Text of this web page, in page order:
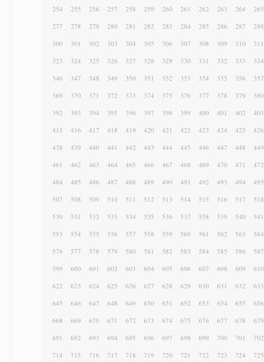
254
255 256 257 258 259 260 261 262 263 264 265
277
278 279 280 281 282 283 284 285 286 287 288
300
301 302 303 304 305 306 307 308 309 310 311
323
324 325 326 327 328 329 330 331 332 333 334
346
347 348 349 350 351 352 353 354 355 356 357
369
370 371 372 373 374 375 376 377 378 379 380
392
393 394 395 396 397 398 399 400 401 402 403
415
416 417 418 419 420 421 422 423 424 425 426
438
439 440 441 442 443 444 445 446 447 448 449
461
462 463 464 465 466 467 468 469 470 471 472
484
485 486 487 488 489 490 491 492 493 494 495
507
508 509 510 511 512 513 514 515 516 517 518
530
531 532 533 534 535 536 537 538 539 540 541
553
554 555 556 557 558 559 560 561 562 563 564
576
577 578 579 580 581 582 583 584 585 586 587
599
600 601 602 603 604 605 606 607 608 609 610
622
623 624 625 626 627 628 629 630 631 632 633
645
646 647 648 649 650 651 652 653 654 655 656
668
669 670 671 672 673 674 675 676 677 678 679
691
692 693 694 695 696 697 698 699 700 701 702
714
715 716 717 718 719 720 721 722 723 724 725